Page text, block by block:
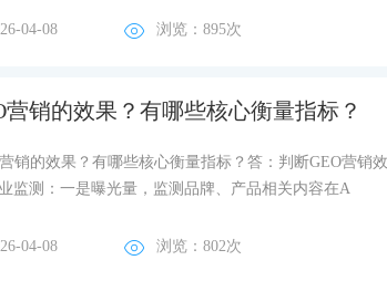
04-08 浏览：895次
营销的效果？有哪些核心衡量指标？
销的效果？有哪些核心衡量指标？答：判断GEO营销
监测：一是曝光量，监测品牌、产品相关内容在A
04-08 浏览：802次